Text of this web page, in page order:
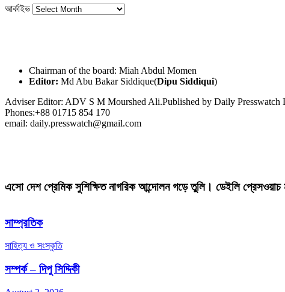
আর্কাইভ
Chairman of the board: Miah Abdul Momen
Editor: Md Abu Bakar Siddique(Dipu Siddiqui)
Adviser Editor: ADV S M Mourshed Ali.Published by Daily Presswatch
Phones:+88 01715 854 170
email: daily.presswatch@gmail.com
এসো দেশ প্রেমিক সুশিক্ষিত নাগরিক আন্দোলন গড়ে তুলি। ডেইলি প্রেসওয়াচ
সাম্প্রতিক
সাহিত্য ও সংস্কৃতি
সম্পর্ক – দিপু সিদ্দিকী